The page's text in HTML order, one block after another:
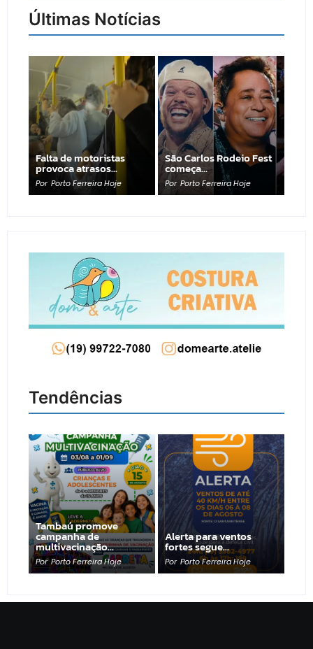
Últimas Notícias
Falta de motoristas
provoca atrasos…
Por Porto Ferreira Hoje
São Carlos Rodeio Fest
começa…
Por Porto Ferreira Hoje
Tendências
Tambaú promove
campanha de
multivacinação…
Por Porto Ferreira Hoje
Alerta para ventos
fortes segue…
Por Porto Ferreira Hoje